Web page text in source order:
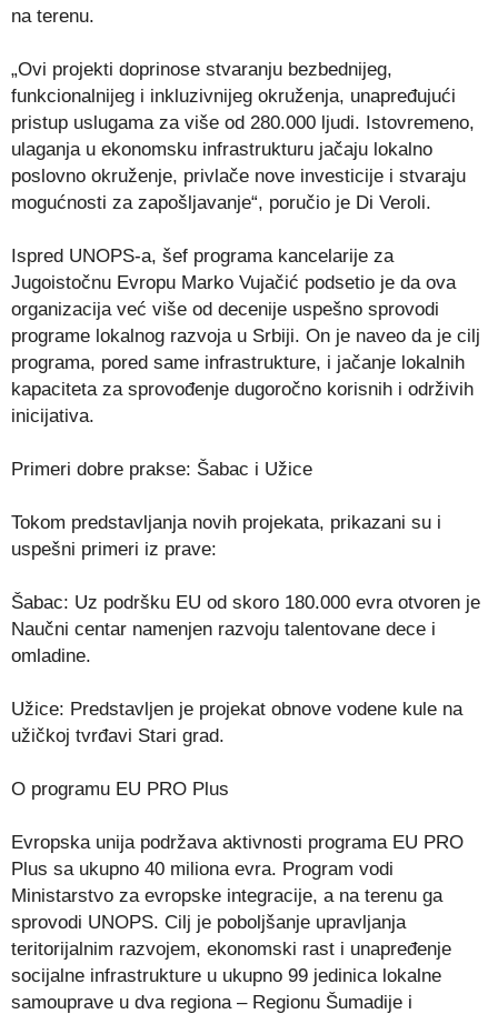
na terenu.
„Ovi projekti doprinose stvaranju bezbednijeg,
funkcionalnijeg i inkluzivnijeg okruženja, unapređujući
pristup uslugama za više od 280.000 ljudi. Istovremeno,
ulaganja u ekonomsku infrastrukturu jačaju lokalno
poslovno okruženje, privlače nove investicije i stvaraju
mogućnosti za zapošljavanje“, poručio je Di Veroli.
Ispred UNOPS-a, šef programa kancelarije za
Jugoistočnu Evropu Marko Vujačić podsetio je da ova
organizacija već više od decenije uspešno sprovodi
programe lokalnog razvoja u Srbiji. On je naveo da je cilj
programa, pored same infrastrukture, i jačanje lokalnih
kapaciteta za sprovođenje dugoročno korisnih i održivih
inicijativa.
Primeri dobre prakse: Šabac i Užice
Tokom predstavljanja novih projekata, prikazani su i
uspešni primeri iz prave:
Šabac: Uz podršku EU od skoro 180.000 evra otvoren je
Naučni centar namenjen razvoju talentovane dece i
omladine.
Užice: Predstavljen je projekat obnove vodene kule na
užičkoj tvrđavi Stari grad.
O programu EU PRO Plus
Evropska unija podržava aktivnosti programa EU PRO
Plus sa ukupno 40 miliona evra. Program vodi
Ministarstvo za evropske integracije, a na terenu ga
sprovodi UNOPS. Cilj je poboljšanje upravljanja
teritorijalnim razvojem, ekonomski rast i unapređenje
socijalne infrastrukture u ukupno 99 jedinica lokalne
samouprave u dva regiona – Regionu Šumadije i